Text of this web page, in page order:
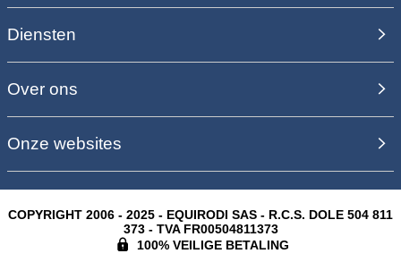
Diensten
Over ons
Onze websites
COPYRIGHT 2006 - 2025 - EQUIRODI SAS - R.C.S. DOLE 504 811
373 - TVA FR00504811373
100% VEILIGE BETALING